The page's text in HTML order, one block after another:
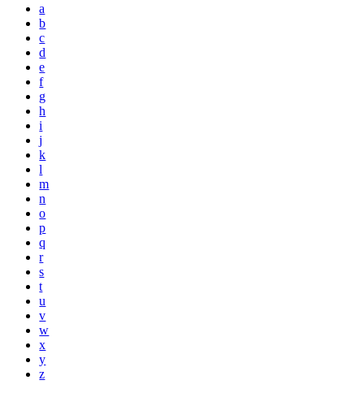
a
b
c
d
e
f
g
h
i
j
k
l
m
n
o
p
q
r
s
t
u
v
w
x
y
z